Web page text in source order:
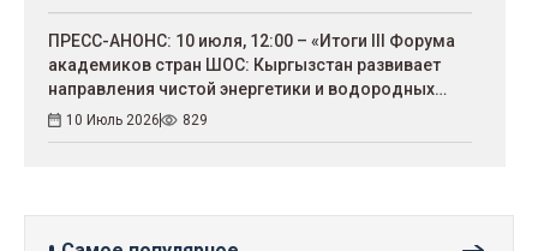
ПРЕСС-АНОНС: 10 июля, 12:00 – «Итоги III Форума
академиков стран ШОС: Кыргызстан развивает
направления чистой энергетики и водородных
технологий»
10 Июль 2026 829